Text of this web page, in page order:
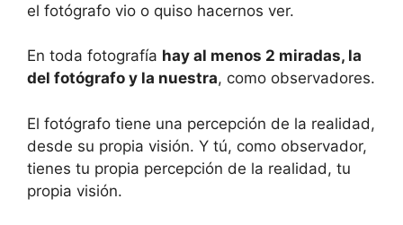
el fotógrafo vio o quiso hacernos ver.
En toda fotografía hay al menos 2 miradas, la
del fotógrafo y la nuestra, como observadores.
El fotógrafo tiene una percepción de la realidad,
desde su propia visión. Y tú, como observador,
tienes tu propia percepción de la realidad, tu
propia visión.